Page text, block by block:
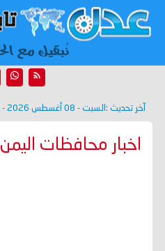
آخر تحديث : السبت - 08 أغسطس 2026 - 01:55 م
اخبار محافظات اليمن